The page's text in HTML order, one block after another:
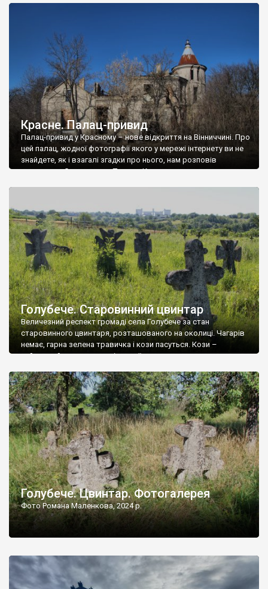
Красне. Палац-привид
Палац-привид у Красному – нове відкриття на Вінниччині. Про
цей палац, жодної фотографії якого у мережі інтернету ви не
знайдете, як і взагалі згадки про нього, нам розповів
мешканець Самгородка. Палац у Красному вразив не лише
Голубече. Старовинний цвинтар
Величезний респект громаді села Голубече за стан
старовинного цвинтаря, розташованого на околиці. Чагарів
немає, гарна зелена травичка і кози пасуться. Кози –
найкращий регулятор шкідливої, для старих кладовищ,
бруньками, кози ті бруньки обгризають, бо то улюблений
делікатес. На цвинтарі у Голубечому ціла колекція
різноманітних форм хрестів. Село відносно невелике, […]
Голубече. Цвинтар. Фотогалерея
Фото Романа Маленкова, 2024 р.